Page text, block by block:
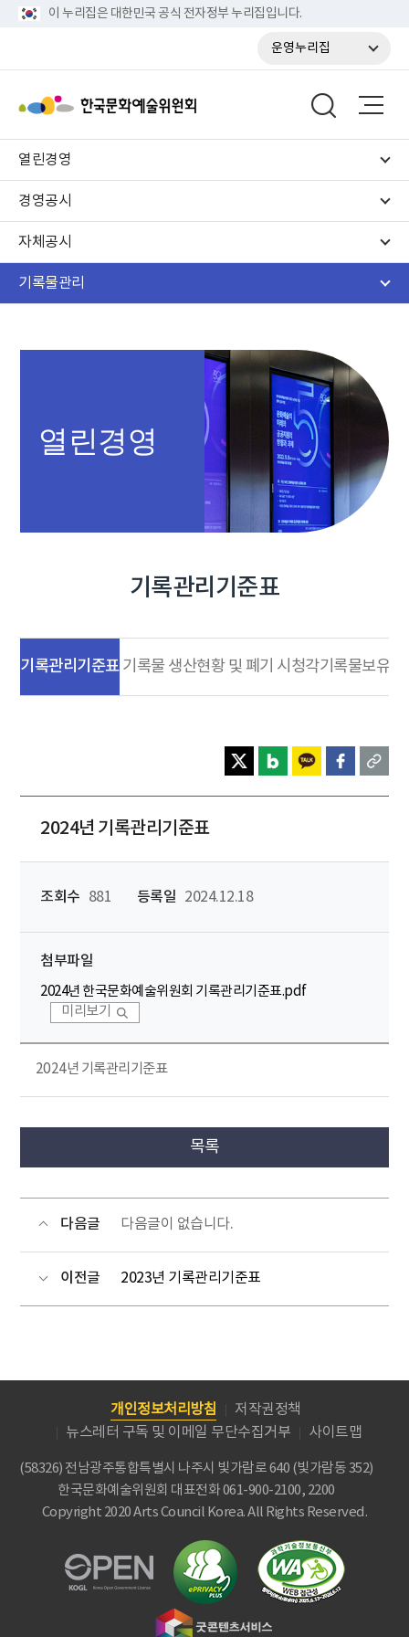
이 누리집은 대한민국 공식 전자정부 누리집입니다.
운영누리집
열린경영
경영공시
자체공시
기록물관리
열린경영
기록관리기준표
기록관리기준표 기록물 생산현황 및 폐기 시청각기록물보유현
2024년 기록관리기준표
조회수 881 등록일 2024.12.18
첨부파일
2024년 한국문화예술위원회 기록관리기준표.pdf
미리보기
2024년 기록관리기준표
목록
다음글 다음글이 없습니다.
이전글 2023년 기록관리기준표
개인정보처리방침
저작권정책
뉴스레터 구독 및 이메일 무단수집거부
사이트맵
(58326) 전남광주통합특별시 나주시 빛가람로 640 (빛가람동 352)
한국문화예술위원회 대표전화 061-900-2100, 2200
Copyright 2020 Arts Council Korea. All Rights Reserved.